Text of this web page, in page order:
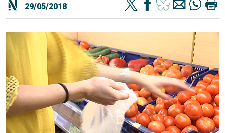
29/05/2018